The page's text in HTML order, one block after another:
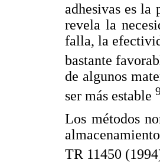
adhesivas es
revela la
falla, la
bastante
de algunos
ser más estable
Los métodos
TR 11450